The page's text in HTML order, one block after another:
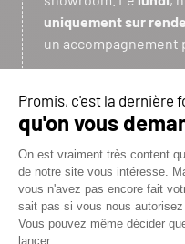
uniquement sur
un accompagnement
simplement obtenir
venir nous
équipe sera ravie de
concrétisation de